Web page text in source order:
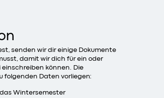
senden wir dir einige Dokumente
damit wir dich für ein oder
einschreiben können. Die
folgenden Daten vorliegen:
Wintersemester